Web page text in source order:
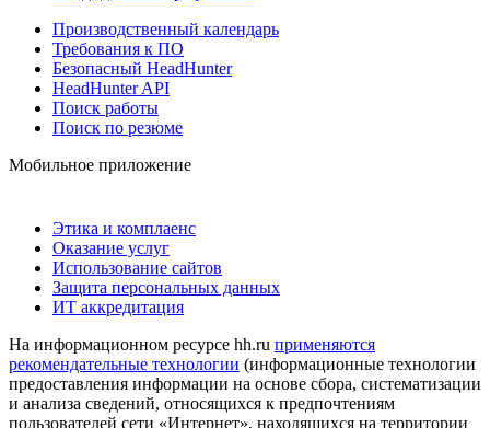
Производственный календарь
Требования к ПО
Безопасный HeadHunter
HeadHunter API
Поиск работы
Поиск по резюме
Мобильное приложение
Этика и комплаенс
Оказание услуг
Использование сайтов
Защита персональных данных
ИТ аккредитация
На информационном ресурсе hh.ru применяются
рекомендательные технологии (информационные технологии
предоставления информации на основе сбора, систематизации
и анализа сведений, относящихся к предпочтениям
пользователей сети «Интернет», находящихся на территории